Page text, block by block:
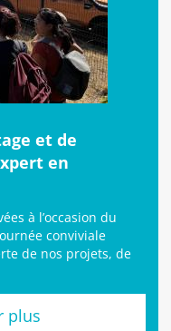
et de
en
à l’occasion du
conviviale
de nos projets, de
plus